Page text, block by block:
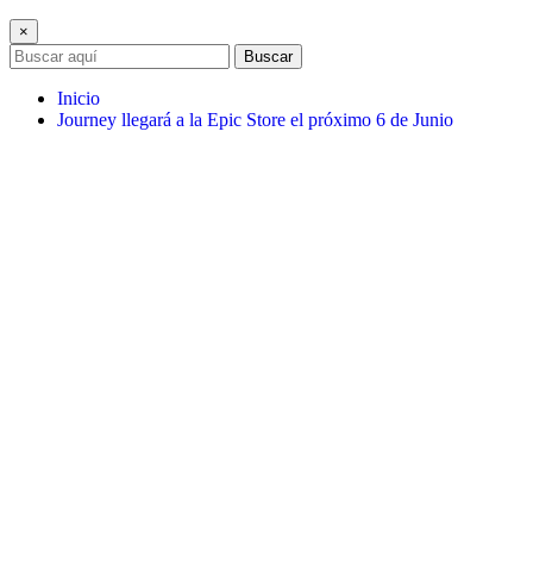
×
Buscar
Inicio
Journey llegará a la Epic Store el próximo 6 de Junio